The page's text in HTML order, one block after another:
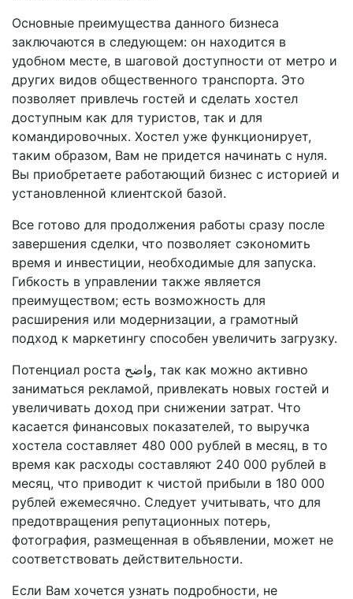
Основные преимущества данного бизнеса
заключаются в следующем: он находится в
удобном месте, в шаговой доступности от метро и
других видов общественного транспорта. Это
позволяет привлечь гостей и сделать хостел
доступным как для туристов, так и для
командировочных. Хостел уже функционирует,
таким образом, Вам не придется начинать с нуля.
Вы приобретаете работающий бизнес с историей и
установленной клиентской базой.
Все готово для продолжения работы сразу после
завершения сделки, что позволяет сэкономить
время и инвестиции, необходимые для запуска.
Гибкость в управлении также является
преимуществом; есть возможность для
расширения или модернизации, а грамотный
подход к маркетингу способен увеличить загрузку.
Потенциал роста واضح, так как можно активно
заниматься рекламой, привлекать новых гостей и
увеличивать доход при снижении затрат. Что
касается финансовых показателей, то выручка
хостела составляет 480 000 рублей в месяц, в то
время как расходы составляют 240 000 рублей в
месяц, что приводит к чистой прибыли в 180 000
рублей ежемесячно. Следует учитывать, что для
предотвращения репутационных потерь,
фотография, размещенная в объявлении, может не
соответствовать действительности.
Если Вам хочется узнать подробности, не